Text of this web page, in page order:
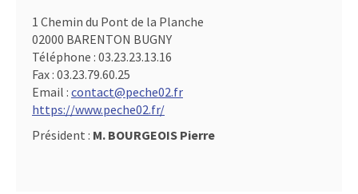
1 Chemin du Pont de la Planche
02000 BARENTON BUGNY
Téléphone : 03.23.23.13.16
Fax : 03.23.79.60.25
Email : contact@peche02.fr
https://www.peche02.fr/
Président : M. BOURGEOIS Pierre